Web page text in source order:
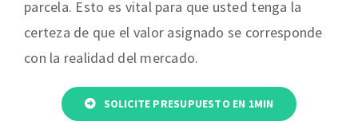
parcela. Esto es vital para que usted tenga la
certeza de que el valor asignado se corresponde
con la realidad del mercado.
SOLICITE PRESUPUESTO EN 1MIN